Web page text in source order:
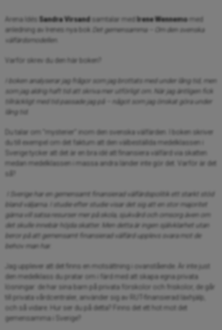
Arena Idés Sandra Virsand samtalar med Irene Wennemo med
anledning av Irenes nya bok
Det gemensamma – Om den svenska
välfärdsmodellen.
Varför skrev du den här boken?
I boken analyserar jag frågor som jag brottats med under lång tid, men
som jag aldrig haft tid att skriva mer utförligt om. När jag äntligen fick
tillräckligt med tid passade jag på – något som jag önskat göra under
lång tid.
Du talar om ”mysterier” inom den svenska välfärden. I boken skriver
du till exempel om det faktum att den välbeställda medelklassen i
Sverige tycker att det är en bra idé att finansiera välfärd via skatten
medan medelklassen i massa andra länder inte gör det. Varför är det
I Sverige har en gemensamt finansierad välfärdspolitik ett starkt stöd
bland väljarna. I studie efter studie visar det sig att en stor majoritet
gärna vill satsa resurser mer på skola, sjukvård och omsorg även om
det skulle innebär höjda skatter. Men detta är ingen självklarhet utan
beror på att gemensamt finansierad välfärd upplevs svara mot de
behov man har.
Jag upplever att det finns en motsättning i ovanstående. Är inte just
den medelklass du pratar om i färd med att skapa egna privata
lösningar: de har sina barn på privata förskolor och friskolor, de går
till privata vårdcentraler, använder sig av RUT-finansierad läxhjälp,
och så vidare. Hur ser du på detta? Finns det ett hot mot det
gemensamma i Sverige?